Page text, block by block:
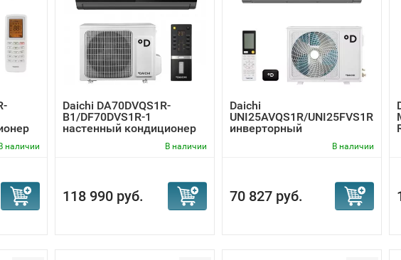
Даичи
можно подключать к сервисной программе. Данный
обслуживание, а также ремонт и даже замену техники в течение срока
программирования суточных температур и подключение
еще дополнительную экономию электроэнергии.
В наличии
Daichi DA70DVQS1R-
B1/DF70DVS1R-1
настенный кондиционер
В наличии
118 990 руб.
Daichi
UNI25AVQS1R/UNI25FVS1R
инверторный
В наличии
70 827 руб.